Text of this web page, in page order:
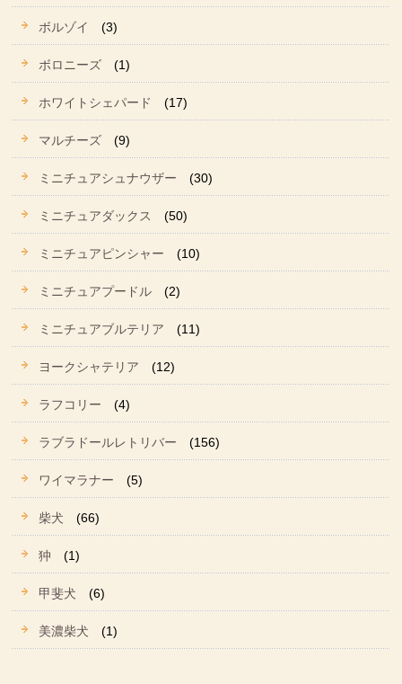
ボルゾイ (3)
ボロニーズ (1)
ホワイトシェパード (17)
マルチーズ (9)
ミニチュアシュナウザー (30)
ミニチュアダックス (50)
ミニチュアピンシャー (10)
ミニチュアプードル (2)
ミニチュアブルテリア (11)
ヨークシャテリア (12)
ラフコリー (4)
ラブラドールレトリバー (156)
ワイマラナー (5)
柴犬 (66)
狆 (1)
甲斐犬 (6)
美濃柴犬 (1)